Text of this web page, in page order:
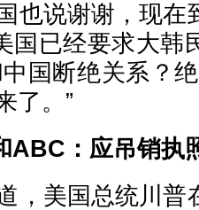
也说谢谢，现在
国已经要求大韩
国断绝关系？
了。”
ABC：应吊销执
，美国总统川普